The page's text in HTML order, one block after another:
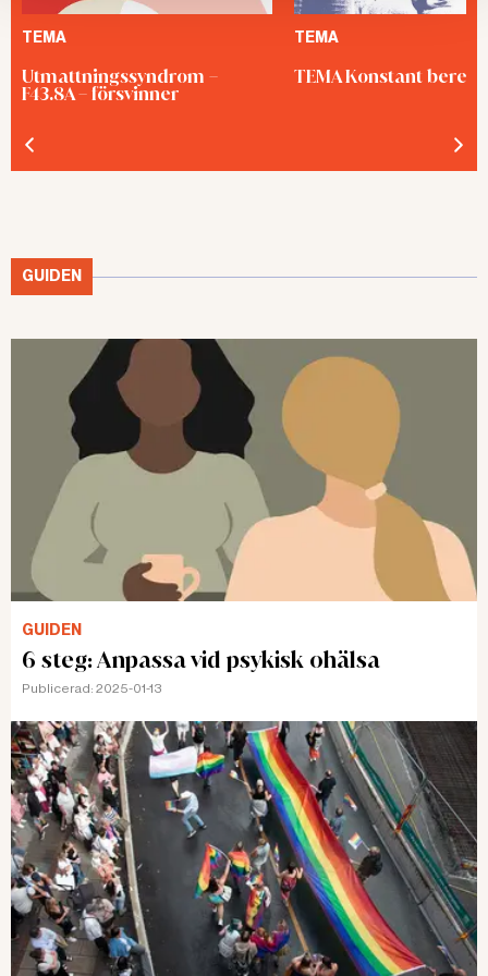
TEMA
Utmattningssyndrom –
F43.8A – försvinner
TEMA
TEMA Konstant
GUIDEN
GUIDEN
6 steg: Anpassa vid psykisk ohälsa
Publicerad: 2025-01-13